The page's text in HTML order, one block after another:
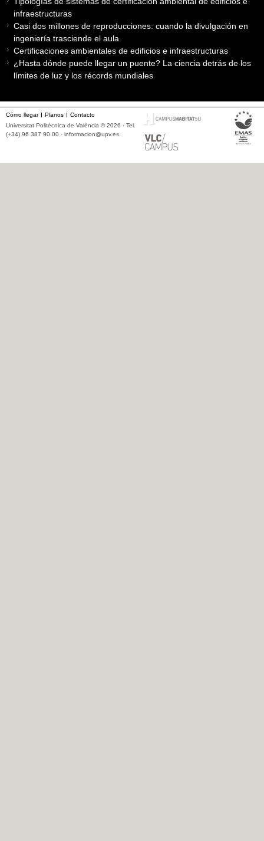
infraestructuras
Casi dos millones de reproducciones: cuando la divulgación en
ingeniería trasciende el aula
Certificaciones ambientales de edificios e infraestructuras
¿Hasta dónde puede llegar un puente? La ciencia detrás de los
límites de luz y los récords mundiales
Cómo llegar Planos
Contacto
Universitat Politècnica de València © 2026 · Tel.
(+34) 96 387 90 00 · informacion@upv.es